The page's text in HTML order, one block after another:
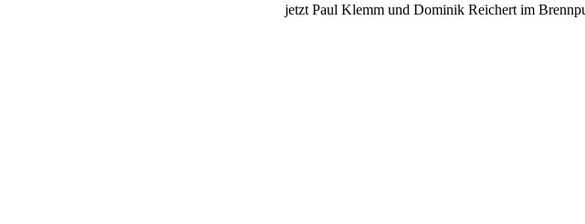
jetzt Paul Klemm und Dominik Reichert im